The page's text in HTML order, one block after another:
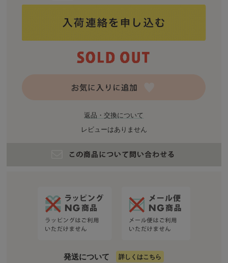
返品・交換について
レビューはありません
発送について 詳しくはこちら